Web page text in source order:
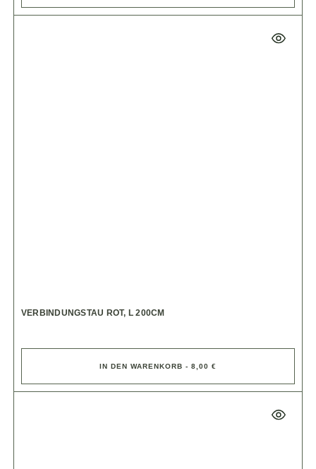
VERBINDUNGSTAU ROT, L 200CM
IN DEN WARENKORB - 8,00 €